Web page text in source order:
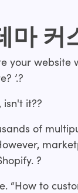
마 커
your website
’.?
it??
of
?
“How to